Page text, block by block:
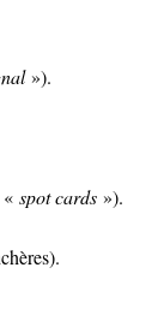
»).
«spot cards »).